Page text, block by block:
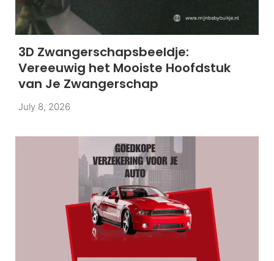
3D Zwangerschapsbeeldje:
Vereeuwig het Mooiste Hoofdstuk
van Je Zwangerschap
July 8, 2026